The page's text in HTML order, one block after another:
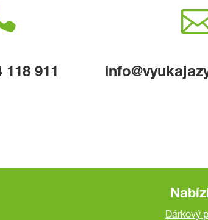
118 911
Dárkový